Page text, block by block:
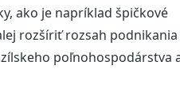
ako je napríklad špičkové
rozšíriť rozsah podnikania
poľnohospodárstva